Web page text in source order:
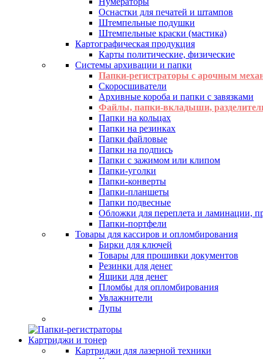
Оснастки для печатей и штампов
Штемпельные подушки
Штемпельные краски (мастика)
Картографическая продукция
Карты политические, физические
Системы архивации и папки
Папки-регистраторы с арочным
Скоросшиватели
Архивные короба и папки с завязками
Файлы, папки-вкладыши,
Папки на кольцах
Папки на резинках
Папки файловые
Папки на подпись
Папки с зажимом или клипом
Папки-уголки
Папки-конверты
Папки-планшеты
Папки подвесные
Обложки для переплета и ламинации,
Папки-портфели
Товары для кассиров и опломбирования
Бирки для ключей
Товары для прошивки документов
Резинки для денег
Ящики для денег
Пломбы для опломбирования
Увлажнители
Лупы
Картриджи и тонер
Картриджи для лазерной техники